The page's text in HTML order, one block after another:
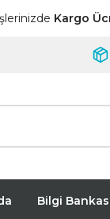
Kargo
Bilgi